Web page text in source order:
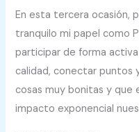
En esta tercera ocasión,
tranquilo mi papel como
participar de forma
calidad, conectar puntos
cosas muy bonitas y que
impacto exponencial